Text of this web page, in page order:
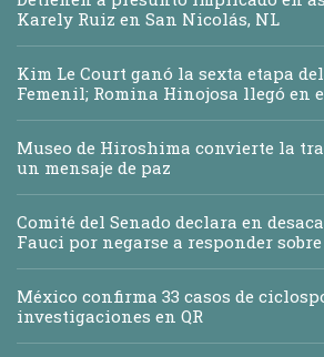
Karely Ruiz en San Nicolás, NL
Kim Le Court ganó la sexta etapa
Femenil; Romina Hinojosa llegó en
Museo de Hiroshima convierte la
un mensaje de paz
Comité del Senado declara en
Fauci por negarse a responder sobre
México confirma 33 casos de
investigaciones en QR